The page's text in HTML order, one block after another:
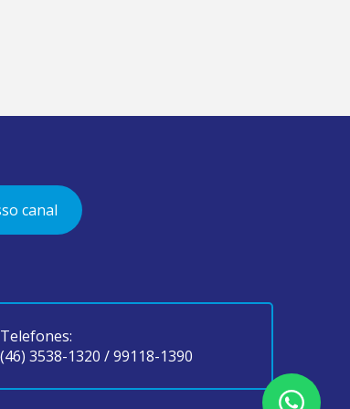
canal
Telefones:
(46) 3538-1320 /99118-1390